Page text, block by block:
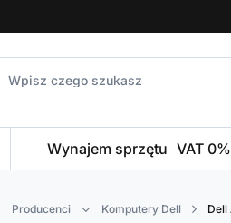
Wynajem sprzętu VAT 0%
Producenci Komputery Dell Dell